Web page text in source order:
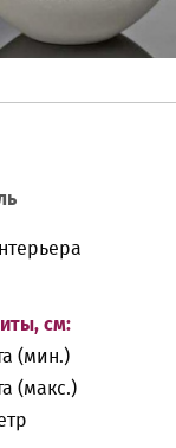
см:
(мин.)
(макс.)